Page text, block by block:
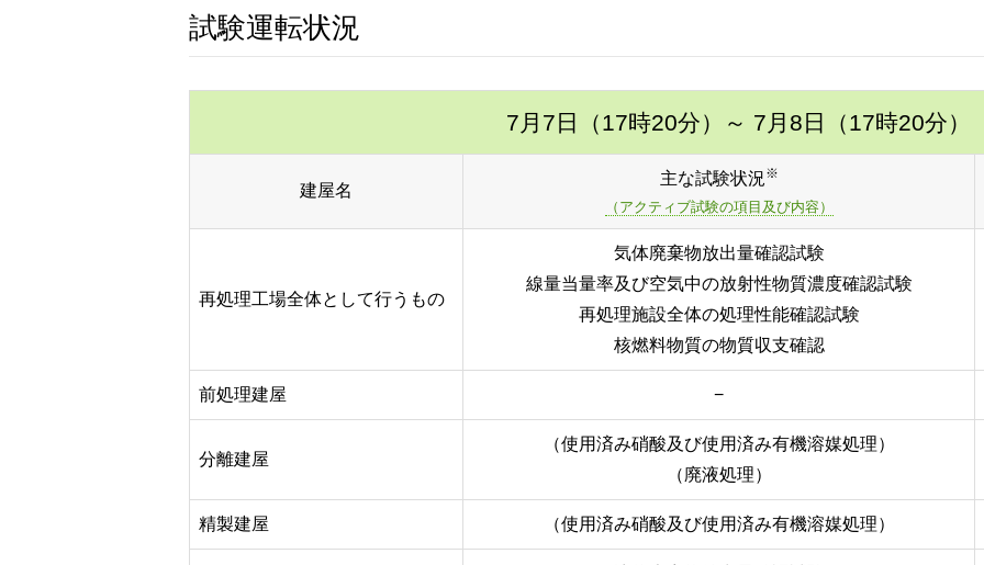
試験運転状況
7月7日（17時20分） ～ 7月8日（17時20分）
建屋名
主な試験状況※
（アクティブ試験の項目及び内容）
再処理工場全体として行うもの
気体廃棄物放出量確認試験
線量当量率及び空気中の放射性物質濃度確認試験
再処理施設全体の処理性能確認試験
核燃料物質の物質収支確認
前処理建屋 −
分離建屋
（使用済み硝酸及び使用済み有機溶媒処理）
（廃液処理）
精製建屋 （使用済み硝酸及び使用済み有機溶媒処理）